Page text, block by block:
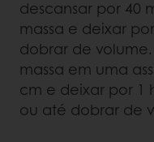
descansar por 40
massa e deixar
dobrar de
massa em uma
cm e deixar por 1
ou até dobrar de